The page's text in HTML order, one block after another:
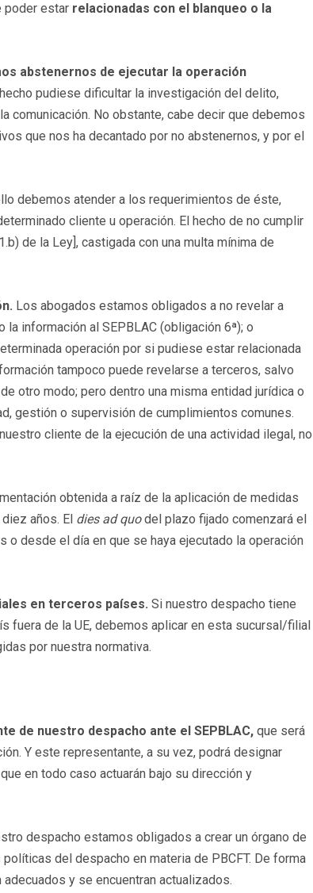
poder estar relacionadas con el blanqueo o la
abstenernos de ejecutar la operación
pudiese dificultar la investigación del delito,
comunicación. No obstante, cabe decir que debemos
que nos ha decantado por no abstenernos, y por el
debemos atender a los requerimientos de éste,
cliente u operación. El hecho de no cumplir
de la Ley], castigada con una multa mínima de
Los abogados estamos obligados a no revelar a
información al SEPBLAC (obligación 6ª); o
operación por si pudiese estar relacionada
tampoco puede revelarse a terceros, salvo
otro modo; pero dentro una misma entidad jurídica o
gestión o supervisión de cumplimientos comunes.
cliente de la ejecución de una actividad ilegal, no
obtenida a raíz de la aplicación de medidas
años. El dies ad quodel plazo fijado comenzará el
o desde el día en que se haya ejecutado la operación
en terceros países. Si nuestro despacho tiene
fuera de la UE, debemos aplicar en esta sucursal/filial
por nuestra normativa.
de nuestro despacho ante el SEPBLAC, que será
Y este representante, a su vez, podrá designar
en todo caso actuarán bajo su dirección y
despacho estamos obligados a crear un órgano de
del despacho en materia de PBCFT. De forma
y se encuentran actualizados.